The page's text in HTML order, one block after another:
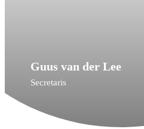
Guus van der Lee
Secretaris